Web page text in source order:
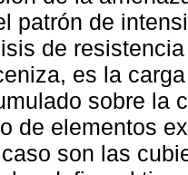
patrón de
de
es la
sobre la
de elementos
son las